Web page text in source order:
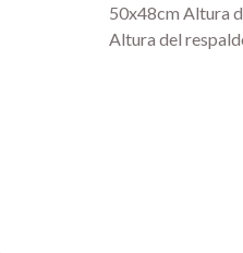
50x48cm Altura
Altura del